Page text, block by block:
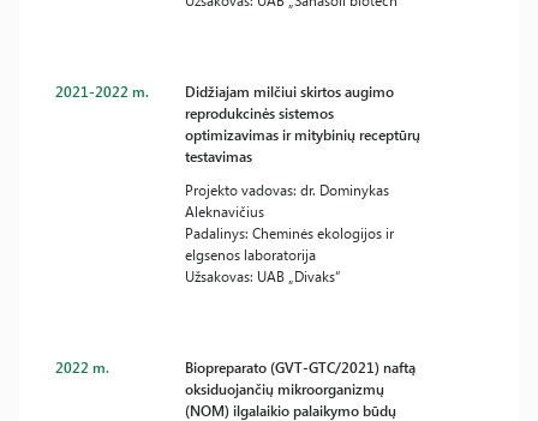
2021-2022 m.
Didžiajam milčiui skirtos augimo
reprodukcinės sistemos
optimizavimas ir mitybinių receptūrų
testavimas
Projekto vadovas: dr. Dominykas
Aleknavičius
Padalinys: Cheminės ekologijos ir
elgsenos laboratorija
Užsakovas: UAB „Divaks“
2022 m.
Biopreparato (GVT-GTC/2021) naftą
oksiduojančių mikroorganizmų
(NOM) ilgalaikio palaikymo būdų